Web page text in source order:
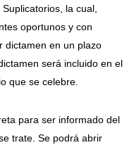
la cual,
oportunos y con
dictamen en un plazo
será incluido en el
que se celebre.
para ser informado del
trate. Se podrá abrir